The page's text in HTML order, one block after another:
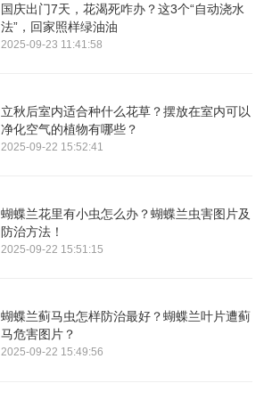
国庆出门7天，花渴死咋办？这3个“自动浇水
法”，回家照样绿油油
2025-09-23 11:41:58
立秋后室内适合种什么花草？摆放在室内可以
净化空气的植物有哪些？
2025-09-22 15:52:41
蝴蝶兰花里有小虫怎么办？蝴蝶兰虫害图片及
防治方法！
2025-09-22 15:51:15
蝴蝶兰蓟马虫怎样防治最好？蝴蝶兰叶片遭蓟
马危害图片？
2025-09-22 15:49:56